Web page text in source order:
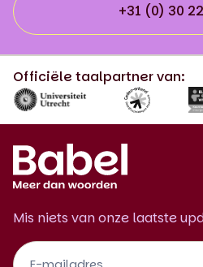
+31 (0) 30
Officiële taalpartner van:
Mis niets van onze laatste
Footer